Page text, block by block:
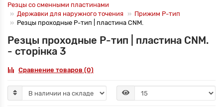
Резцы со сменными пластинами
Державки для наружного точения
Прижим P-тип
Резцы проходные P-тип | пластина CNM.
Резцы проходные P-тип | пластина CNM.
- сторінка 3
Сравнение товаров (0)